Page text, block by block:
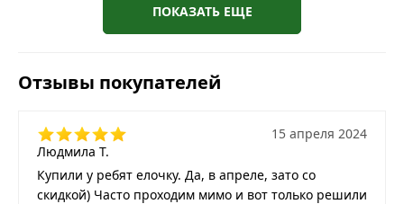
ПОКАЗАТЬ ЕЩЕ
Отзывы покупателей
Людмила Т.
15 апреля 2024
Купили у ребят елочку. Да, в апреле, зато со
скидкой) Часто проходим мимо и вот только решили